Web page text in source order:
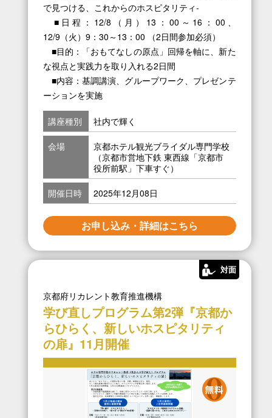
で見つける、これからのホスピタリティ‐
■日程：12/8（月）13：00～16：00、
12/9（火）9：30～13：00 （2日間参加必須）
■目的：「おもてなしの原点」回帰を軸に、新た
な視点と実践力を取り入れる2日間
■内容：基調講演、グループワーク、プレゼンテ
ーションを実施
講座種別 社内で輝く
会場
京都ホテル観光ブライダル専門学校
（京都市営地下鉄 東西線「京都市
役所前駅」下車すぐ）
開催日時 2025年12月08日
お申し込み・詳細はこちら
対面
京都府リカレント教育推進機構
学び直しプログラム第2弾『京都か
らひらく、新しいホスピタリティ
の扉』11月開催